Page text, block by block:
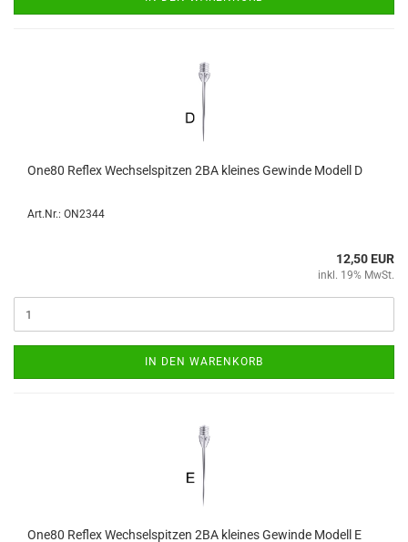
One80 Re­flex Wech­sel­spit­zen 2BA klei­nes Ge­win­de Mo­dell D
Art.Nr.: ON2344
12,50 EUR
inkl. 19% MwSt.
IN DEN WARENKORB
One80 Re­flex Wech­sel­spit­zen 2BA klei­nes Ge­win­de Mo­dell E